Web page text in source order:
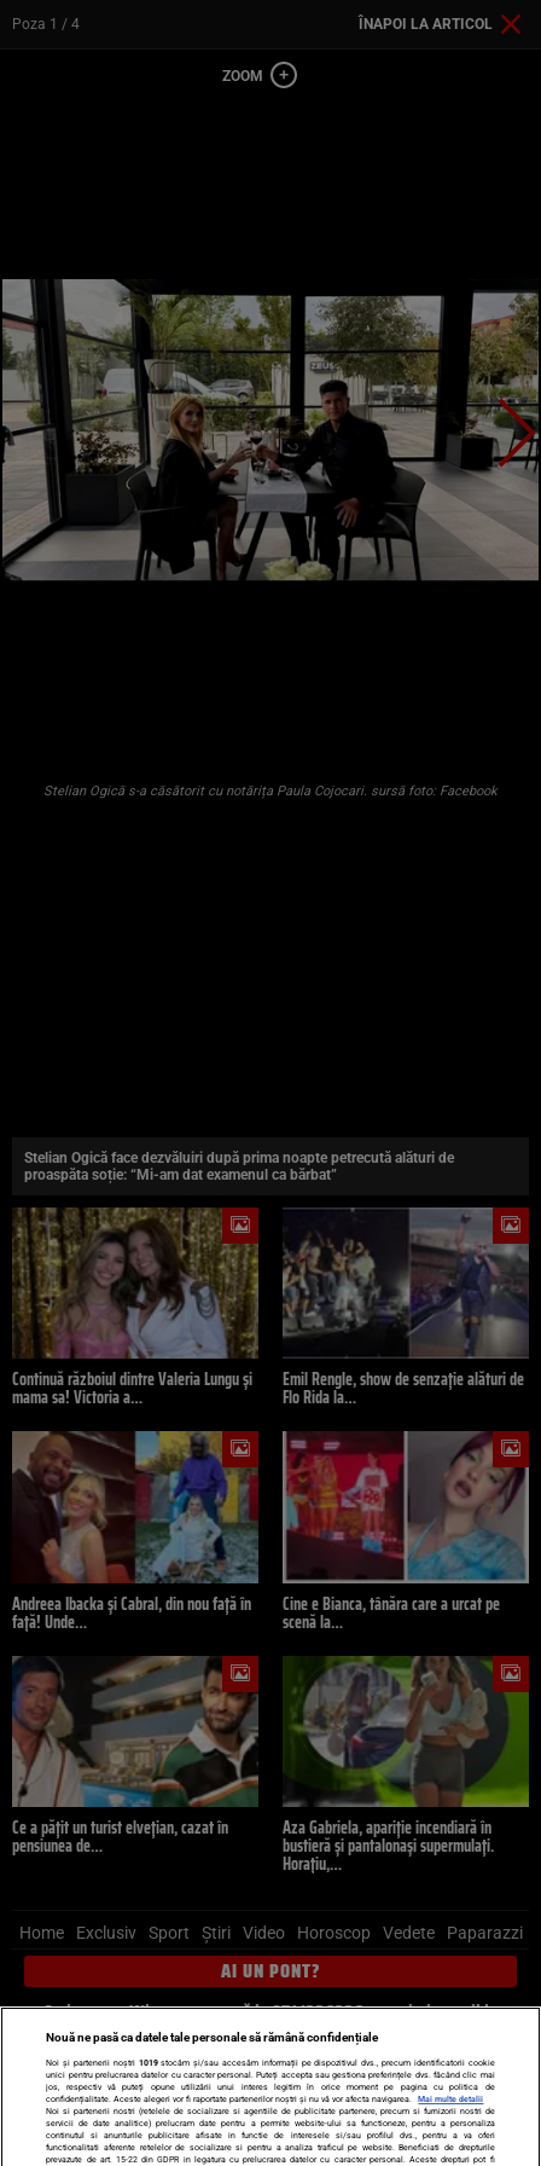
Poza 1 / 4 ÎNAPOI LA ARTICOL
Stelian Ogică s-a căsătorit cu notărița Paula Cojocari. sursă foto: Facebook
Stelian Ogică face dezvăluiri după prima noapte petrecută alături de
proaspăta soție: “Mi-am dat examenul ca bărbat”
Continuă războiul dintre Valeria Lungu și
mama sa! Victoria a…
Emil Rengle, show de senzație alături de
Flo Rida la…
Andreea Ibacka și Cabral, din nou față în
față! Unde…
Cine e Bianca, tânăra care a urcat pe
scenă la…
Ce a pățit un turist elvețian, cazat în
pensiunea de…
Aza Gabriela, apariție incendiară în
bustieră și pantalonași supermulați.
Horațiu,…
Home Exclusiv Sport Știri Video Horoscop Vedete Paparazzi
AI UN PONT?
Scrie-ne pe Whatsapp, sună la 0741226226 sau trimite mail la
pont@cancan.ro
Știri interne Știri externe
Politică
Ultimele stiri
Diete Insula Iubirii Dictionar de vise
LIFE STYLE
Horoscop
Nouă ne pasă ca datele tale personale să rămână confidențiale
Noi și partenerii noștri 1019stocăm și/sau accesăm informații pe dispozitivul dvs., precum identificatorii cookie
unici pentru prelucrarea datelor cu caracter personal. Puteți accepta sau gestiona preferințele dvs. făcând clic mai
jos, respectiv vă puteți opune utilizării unui interes legitim în orice moment pe pagina cu politica de
confidențialitate. Aceste alegeri vor fi raportate partenerilor noștri și nu vă vor afecta navigarea.
Mai multe detalii
Noi si partenerii nostri (retelele de socializare si agentiile de publicitate partenere, precum si furnizorii nostri de
servicii de date analitice) prelucram date pentru a permite website-ului sa functioneze, pentru a personaliza
continutul si anunturile publicitare afisate in functie de interesele si/sau profilul dvs., pentru a va oferi
functionalitati aferente retelelor de socializare si pentru a analiza traficul pe website. Beneficiati de drepturile
prevazute de art. 15-22 din GDPR in legatura cu prelucrarea datelor cu caracter personal. Aceste drepturi pot fi